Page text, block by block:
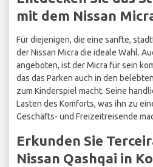
mit dem Nissan
Für diejenigen, die eine sanfte,
der Nissan Micra die ideale Wahl.
angeboten, ist der Micra für sein
das das Parken auch in den
zum Kinderspiel macht. Seine
Lasten des Komforts, was ihn zu
Geschäfts- und Freizeitreisende
Erkunden Sie
Nissan Qashqai in